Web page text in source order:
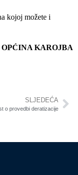
kojoj možete i
OPĆINA KAROJBA
SLJEDEĆA
o provedbi deratizacije